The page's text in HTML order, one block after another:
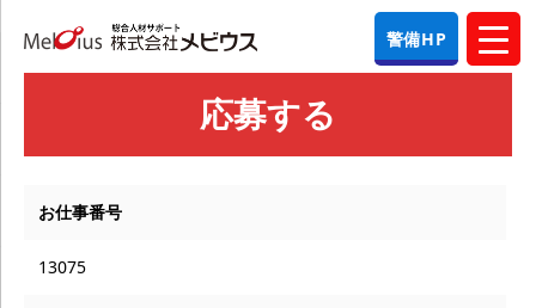
警備HP
応募する
お仕事番号
13075